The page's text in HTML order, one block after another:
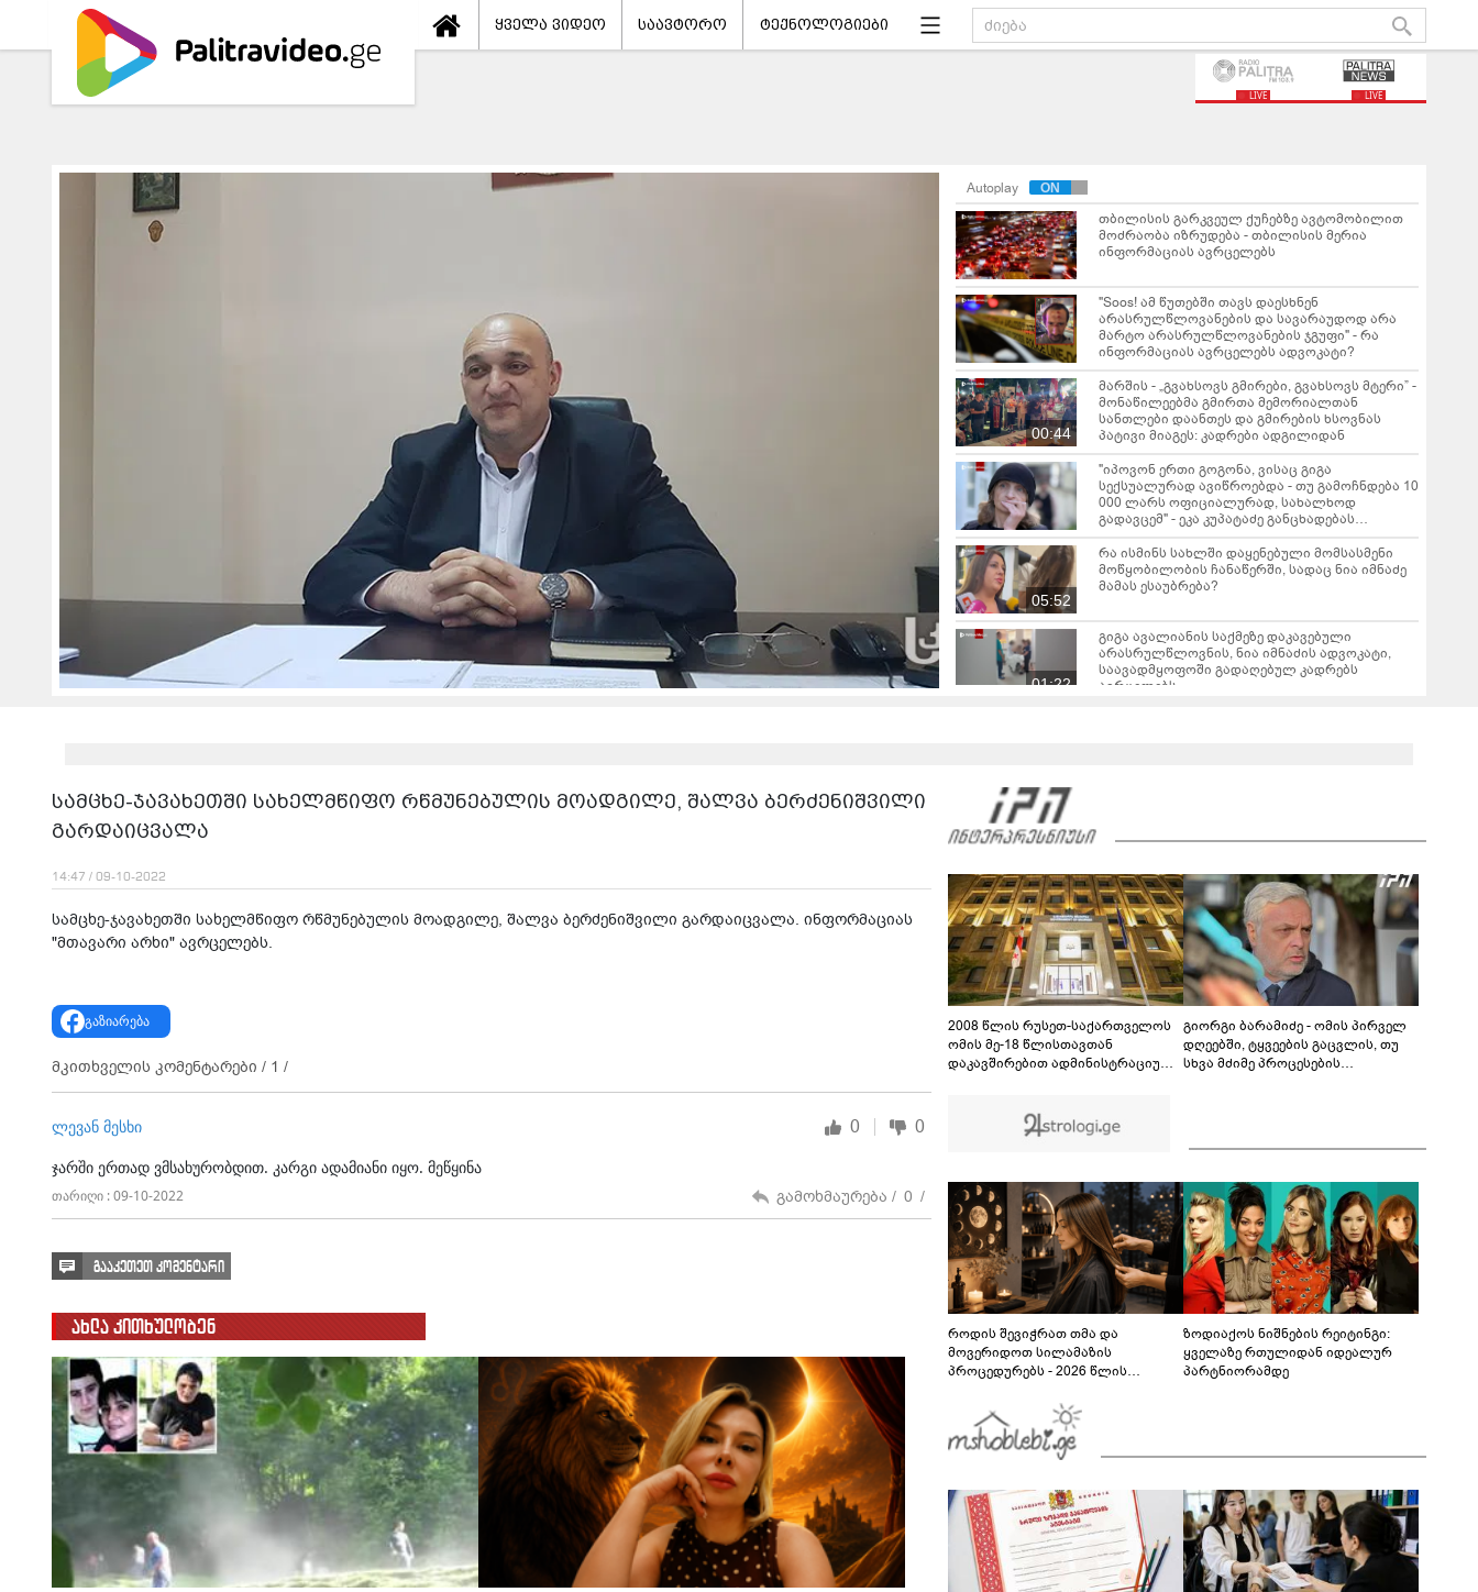
ყველა ვიდეო საავტორო ტექნოლოგიები
LIVE LIVE
Autoplay
თბილისის გარკვეულ ქუჩებზე ავტომობილით
მოძრაობა იზრუდება - თბილისის მერია
ინფორმაციას ავრცელებს
"Soos! ამ წუთებში თავს დაესხნენ
არასრულწლოვანების და სავარაუდოდ არა
მარტო არასრულწლოვანების ჯგუფი" - რა
ინფორმაციას ავრცელებს ადვოკატი?
00:44
მარშის - „გვახსოვს გმირები, გვახსოვს მტერი” -
მონაწილეებმა გმირთა მემორიალთან
სანთლები დაანთეს და გმირების ხსოვნას
პატივი მიაგეს: კადრები ადგილიდან
"იპოვონ ერთი გოგონა, ვისაც გიგა
სექსუალურად ავიწროებდა - თუ გამოჩნდება 10
000 ლარს ოფიციალურად, სახალხოდ
გადავცემ" - ეკა კუპატაძე განცხადებას
ავრცელებს
05:52
რა ისმინს სახლში დაყენებული მომსასმენი
მოწყობილობის ჩანაწერში, სადაც ნია იმნაძე
მამას ესაუბრება?
01:22
გიგა ავალიანის საქმეზე დაკავებული
არასრულწლოვნის, ნია იმნაძის ადვოკატი,
საავადმყოფოში გადაღებულ კადრებს
ავრცელებს
"მარშრუტკის" მძღოლს"
03:57
"ამ ვიდეოს ნახვის შემდეგ, როდესაც დავურეკე
გურამის დედას ცალსახად განაცხადა..." - რას
ამბობს ადვოკატი ტარიელ კაკაბაძე?
00:29
"- გათა***ბულო, წადი და დაწერე განცხადება
თუ დანაშაულს ჩავდივარ...- მემუქრები?" -
სოციალურ ქსელში სკანდალური კადრები
ვრცელდება
სამცხე-ჯავახეთში სახელმწიფო რწმუნებულის მოადგილე, შალვა ბერძენიშვილი
გარდაიცვალა
14:47 / 09-10-2022
სამცხე-ჯავახეთში სახელმწიფო რწმუნებულის მოადგილე, შალვა ბერძენიშვილი გარდაიცვალა. ინფორმაციას
"მთავარი არხი" ავრცელებს.
გაზიარება
მკითხველის კომენტარები / 1 /
ლევან მესხი 0 0
ჯარში ერთად ვმსახურობდით. კარგი ადამიანი იყო. მეწყინა
თარიღი : 09-10-2022 გამოხმაურება / 0 /
გააკეთეთ კომენტარი
ახლა კითხულობენ
2008 წლის რუსეთ-საქართველოს
ომის მე-18 წლისთავთან
დაკავშირებით ადმინისტრაციულ
გიორგი ბარამიძე - ომის პირველ
დღეებში, ტყვეების გაცვლის, თუ
სხვა მძიმე პროცესების
ვიცი
როდის შევიჭრათ თმა და
მოვერიდოთ სილამაზის
პროცედურებს - 2026 წლის
გზამკვლევი
ზოდიაქოს ნიშნების რეიტინგი:
ყველაზე რთულიდან იდეალურ
პარტნიორამდე